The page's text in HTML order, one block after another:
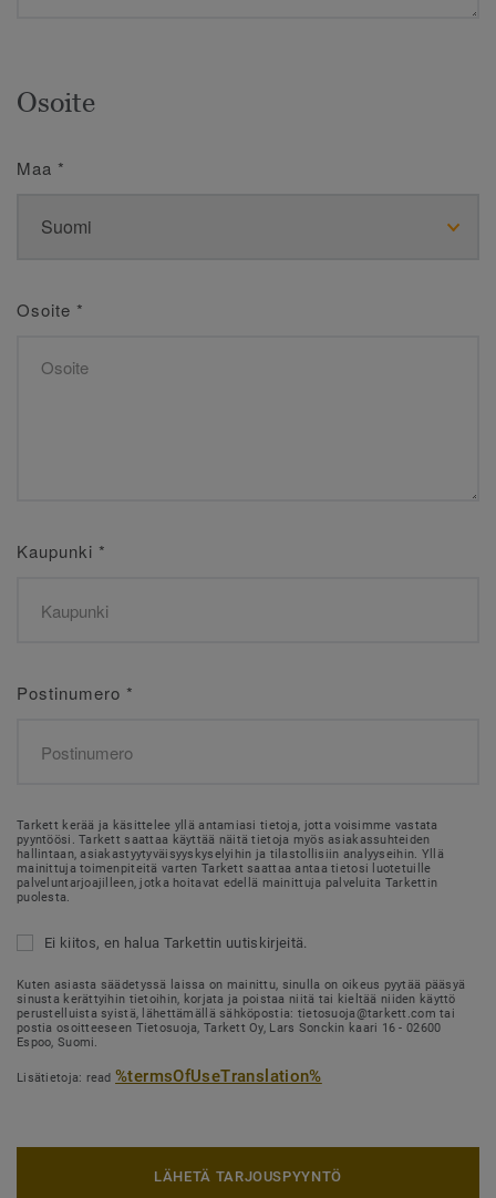
Osoite
Maa *
Osoite *
Kaupunki *
Postinumero *
Tarkett kerää ja käsittelee yllä antamiasi tietoja, jotta voisimme vastata
pyyntöösi. Tarkett saattaa käyttää näitä tietoja myös asiakassuhteiden
hallintaan, asiakastyytyväisyyskyselyihin ja tilastollisiin analyyseihin. Yllä
mainittuja toimenpiteitä varten Tarkett saattaa antaa tietosi luotetuille
palveluntarjoajilleen, jotka hoitavat edellä mainittuja palveluita Tarkettin
puolesta.
Ei kiitos, en halua Tarkettin uutiskirjeitä.
Kuten asiasta säädetyssä laissa on mainittu, sinulla on oikeus pyytää pääsyä
sinusta kerättyihin tietoihin, korjata ja poistaa niitä tai kieltää niiden käyttö
perustelluista syistä, lähettämällä sähköpostia: tietosuoja@tarkett.com tai
postia osoitteeseen Tietosuoja, Tarkett Oy, Lars Sonckin kaari 16 - 02600
Espoo, Suomi.
Lisätietoja: read%termsOfUseTranslation%
LÄHETÄ TARJOUSPYYNTÖ